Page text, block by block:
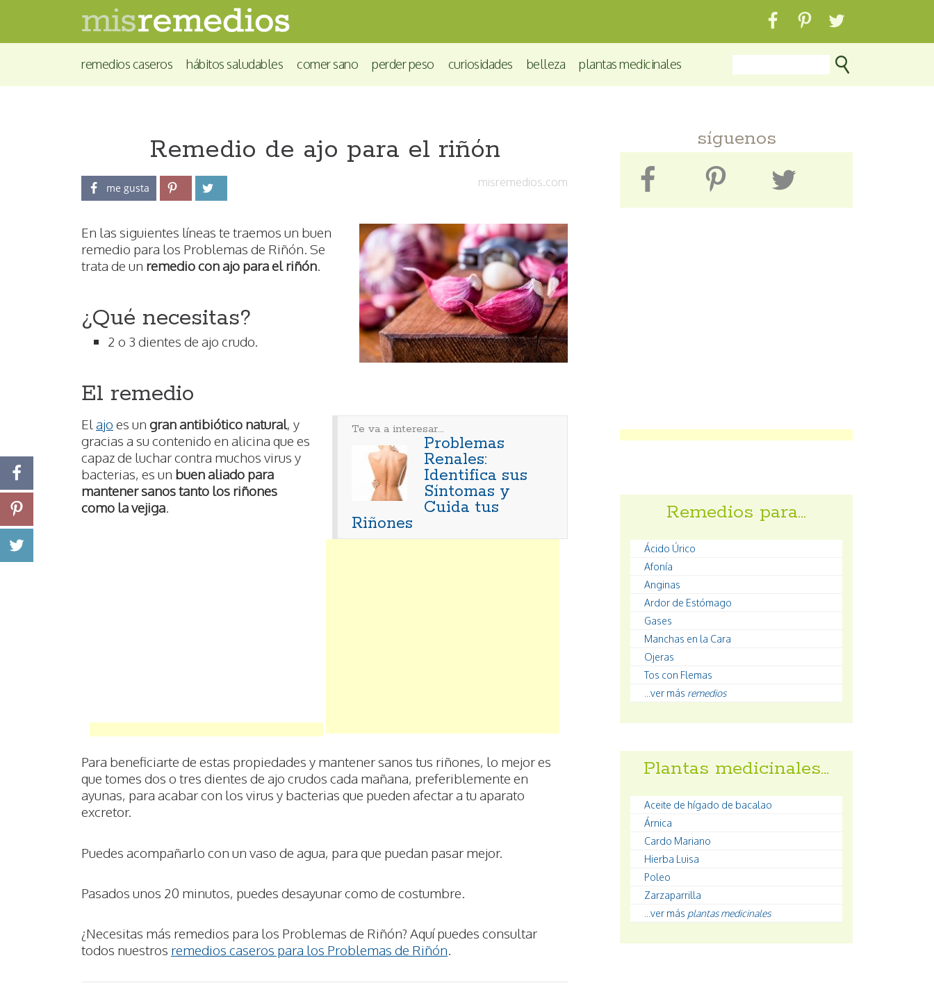
remedios caseros hábitos saludables comer sano perder peso curiosidades belleza plantas medicinales
Remedio de ajo para el riñón
misremedios.com
me gusta
En las siguientes líneas te traemos un buen
remedio para los Problemas de Riñón. Se
trata de un remedio con ajo para el riñón.
¿Qué necesitas?
2 o 3 dientes de ajo crudo.
El remedio
Te va a interesar...
Problemas
Renales:
Identifica sus
Síntomas y
Cuida tus
Riñones
El ajo es un gran antibiótico natural, y
gracias a su contenido en alicina que es
capaz de luchar contra muchos virus y
bacterias, es un buen aliado para
mantener sanos tanto los riñones
como la vejiga.
Para beneficiarte de estas propiedades y mantener sanos tus riñones, lo mejor es
que tomes dos o tres dientes de ajo crudos cada mañana, preferiblemente en
ayunas, para acabar con los virus y bacterias que pueden afectar a tu aparato
excretor.
Puedes acompañarlo con un vaso de agua, para que puedan pasar mejor.
Pasados unos 20 minutos, puedes desayunar como de costumbre.
¿Necesitas más remedios para los Problemas de Riñón? Aquí puedes consultar
todos nuestros remedios caseros para los Problemas de Riñón.
síguenos
Remedios para…
Ácido Úrico
Afonía
Anginas
Ardor de Estómago
Gases
Manchas en la Cara
Ojeras
Tos con Flemas
...ver más remedios
Plantas medicinales…
Aceite de hígado de bacalao
Árnica
Cardo Mariano
Hierba Luisa
Poleo
Zarzaparrilla
...ver más plantas medicinales